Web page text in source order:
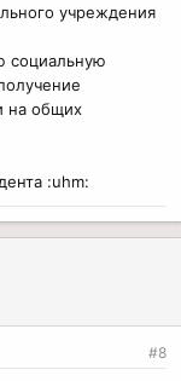
учреждения
социальную
на общих
:uhm:
#8